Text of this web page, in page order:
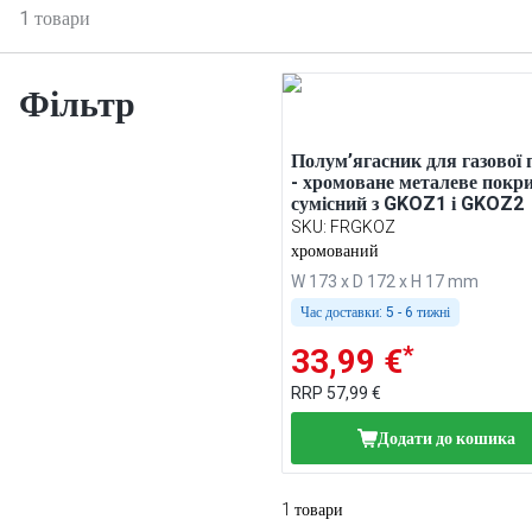
1 товари
Фільтр
Полум’ягасник для газової
- хромоване металеве
сумісний з GKOZ1 і GKOZ2
SKU: FRGKOZ
хромований
W 173 x D 172 x H 17 mm
Час доставки: 5 - 6 тижні
33,99 €*
RRP 57,99 €
Додати до кошика
1 товари